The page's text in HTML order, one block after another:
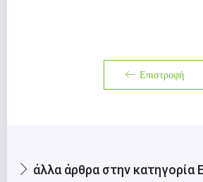
Επιστροφή
άλλα άρθρα στην κατηγορία